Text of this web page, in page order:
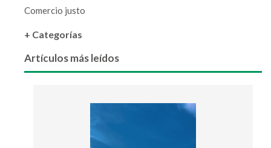
Comercio justo
+ Categorías
Artículos más leídos